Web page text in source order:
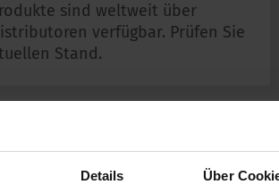
Details Über
sind weltweit über
verfügbar. Prüfen Sie
Stand.